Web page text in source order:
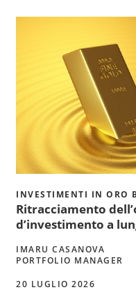
INVESTIMENTI IN ORO
Ritracciamento
d’investimento a
IMARU CASANOVA
PORTFOLIO MANAGER
20 LUGLIO 2026